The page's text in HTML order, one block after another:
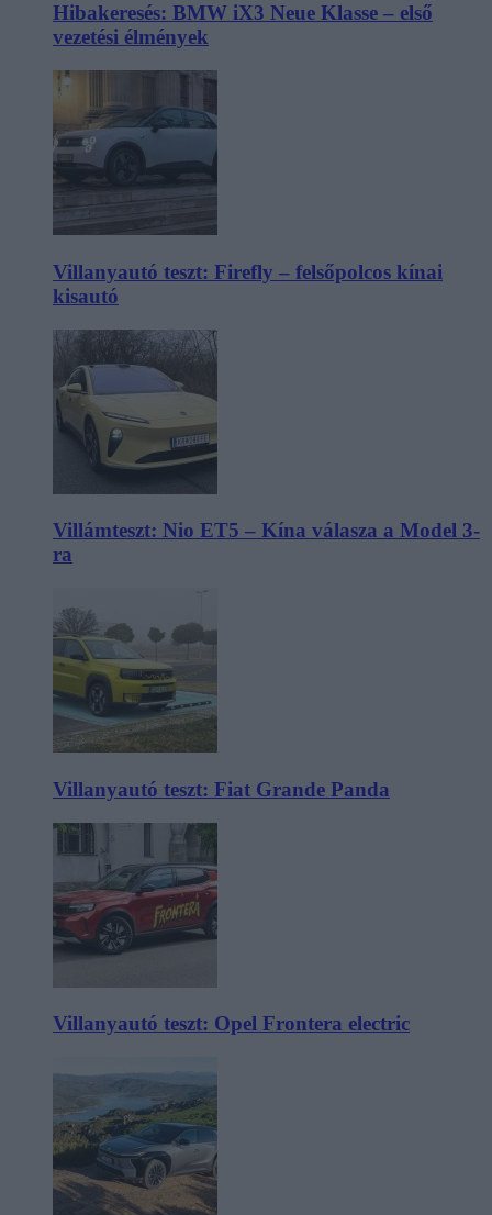
Hibakeresés: BMW iX3 Neue Klasse – első
vezetési élmények
Villanyautó teszt: Firefly – felsőpolcos kínai
kisautó
Villámteszt: Nio ET5 – Kína válasza a Model 3-
ra
Villanyautó teszt: Fiat Grande Panda
Villanyautó teszt: Opel Frontera electric